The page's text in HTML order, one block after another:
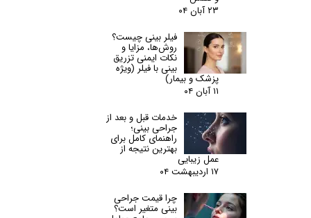
۲۳ آبان ۰۴
فیلر بینی چیست؟
روش‌ها، مزایا و
نکات ایمنی تزریق
بینی با فیلر (ویژه
پزشک و بیمار)
۱۱ آبان ۰۴
خدمات قبل و بعد از
جراحی بینی؛
راهنمای کامل برای
بهترین نتیجه از
عمل زیبایی
۱۷ اردیبهشت ۰۴
چرا قیمت جراحی
بینی متغیر است؟